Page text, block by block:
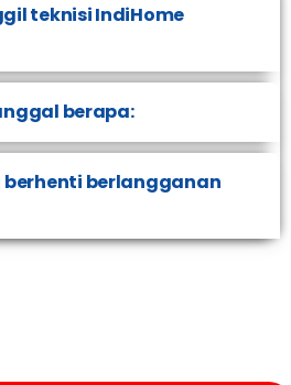
teknisi IndiHome
berapa:
berlangganan